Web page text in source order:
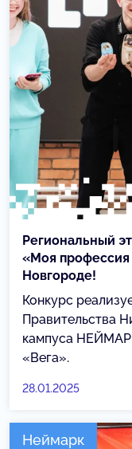
Региональный
«Моя
Новгороде!
Конкурс
Правительства
кампуса
«Вега».
28.01.2025
Неймарк